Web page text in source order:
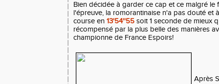
Bien décidée à garder ce cap et ce malgré le
l'épreuve, la romorantinaise n'a pas douté et
course en 13'54''55 soit 1 seconde de mieux
récompensé par la plus belle des manières
championne de France Espoirs!
Après